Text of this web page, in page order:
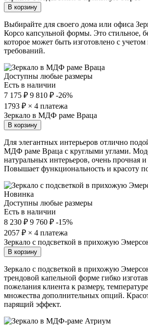
В корзину
Выбирайте для своего дома или офиса
Корсо капсульной формы. Это стильное,
которое может быть изготовлено с
требований.
Доступны любые размеры
Есть в наличии
7 175 ₽ 9 810 ₽ -26%
1793 ₽ × 4 платежа
Зеркало в МДФ раме Враца
В корзину
Для элегантных интерьеров отлично
МДФ раме Враца с круглыми углами.
натуральных интерьеров, очень прочная
Повышает функциональность и красоту
Новинка
Доступны любые размеры
Есть в наличии
8 230 ₽ 9 760 ₽ -15%
2057 ₽ × 4 платежа
Зеркало с подсветкой в прихожую
В корзину
Зеркало с подсветкой в прихожую
трендовой капельной форме гибко
пожелания клиента к размеру,
множества дополнительных опций.
парящий эффект.